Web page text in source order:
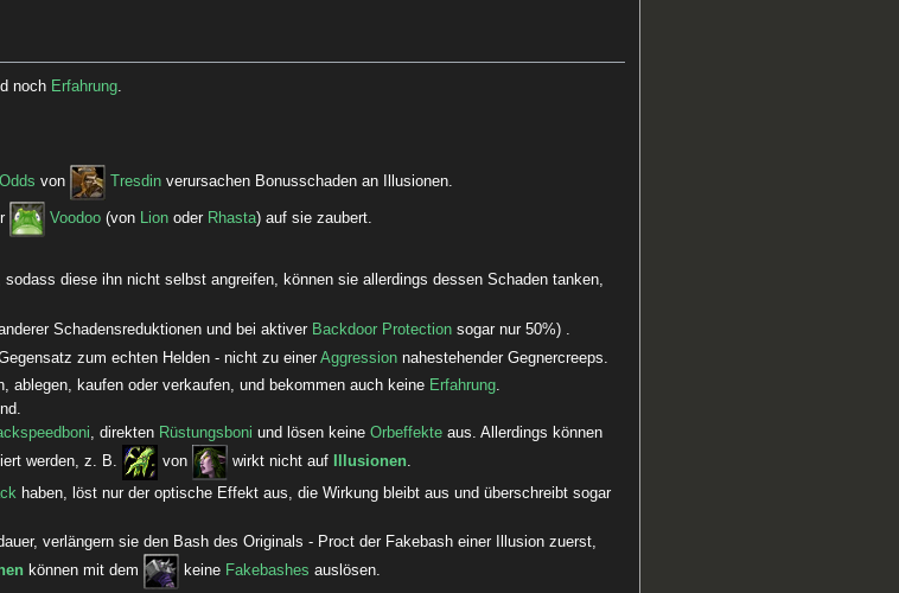
noch Erfahrung.
von Tresdinverursachen Bonusschaden an Illusionen.
Voodoo(von Lionoder Rhasta) auf sie zaubert.
sodass diese ihn nicht selbst angreifen, können sie allerdings dessen Schaden tanken,
Schadensreduktionen und bei aktiver Backdoor Protectionsogar nur 50%) .
zum echten Helden - nicht zu einer Aggressionnahestehender Gegnercreeps.
ablegen, kaufen oder verkaufen, und bekommen auch keine Erfahrung.
, direkten Rüstungsboni und lösen keine Orbeffekteaus. Allerdings können
werden, z. B.
von wirkt nicht auf Illusionen.
haben, löst nur der optische Effekt aus, die Wirkung bleibt aus und überschreibt sogar
verlängern sie den Bash des Originals - Proct der Fakebash einer Illusion zuerst,
können mit dem keine Fakebashes auslösen.